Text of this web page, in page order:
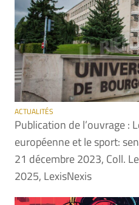
ACTUALITÉS
Publication de l’ouvrage :
européenne et le sport:
21 décembre 2023, Coll.
2025, LexisNexis